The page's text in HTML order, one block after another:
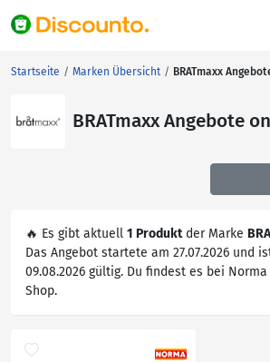
Startseite Marken Übersicht BRATmaxx
BRATmaxx Angebote
🔥 Es gibt aktuell 1 Produktder Marke
Das Angebot startete am 27.07.2026 und
09.08.2026 gültig. Du findest es bei
Shop.